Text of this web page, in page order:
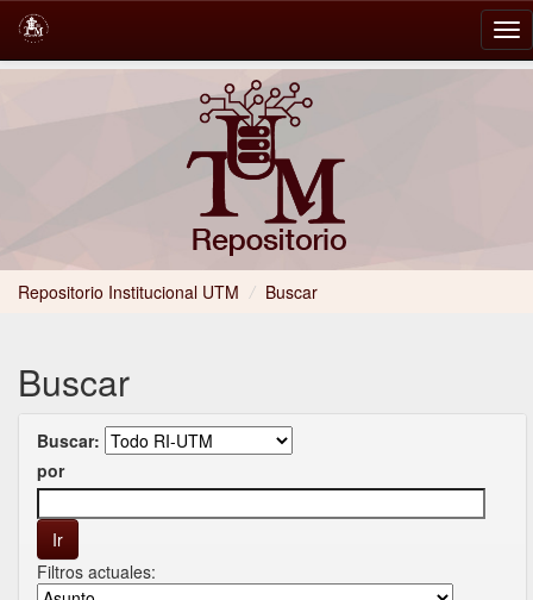
Repositorio Institucional UTM / Buscar
Buscar
Buscar:
por
Filtros actuales: